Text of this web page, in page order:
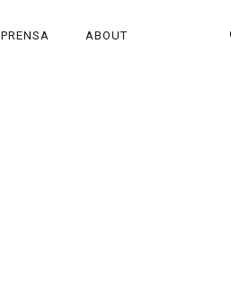
PRENSA ABOUT